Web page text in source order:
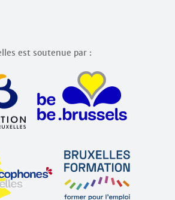
est soutenue par :